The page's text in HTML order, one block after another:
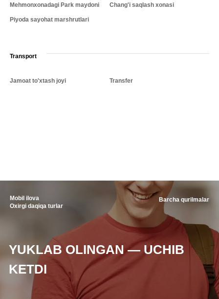
Mehmonxonadagi Park maydoni
Piyoda sayohat marshrutlari
Chang'i saqlash xonasi
Transport
Jamoat to'xtash joyi Transfer
Mobil ilova
Oxirgi daqiqa turlar
YUKLAB OLINGAN — UCHIB
KETDI
Barcha qurilmalar